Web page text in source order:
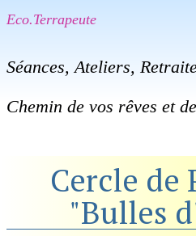
Eco.Terrapeute
Séances, Ateliers,
Chemin de vos rêves et
Travail Qui Relie▼
Cercle de
"Bulles